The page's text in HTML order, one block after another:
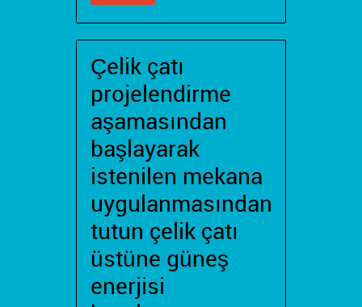
Çelik çatı
projelendirme
aşamasından
başlayarak
istenilen mekana
uygulanmasından
tutun çelik çatı
üstüne güneş
enerjisi